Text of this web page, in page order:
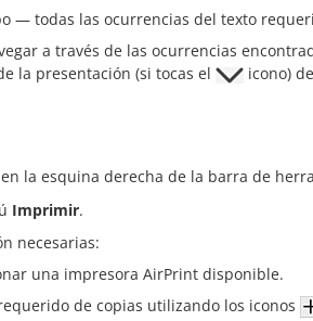
— todas las ocurrencias del texto
a través de las ocurrencias
la presentación (si tocas el icono)
en la esquina derecha de la barra de
Imprimir.
necesarias:
una impresora AirPrint disponible.
de copias utilizando los iconos